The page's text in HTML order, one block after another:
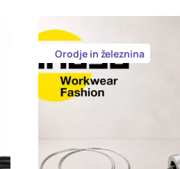
Orodje in železnina